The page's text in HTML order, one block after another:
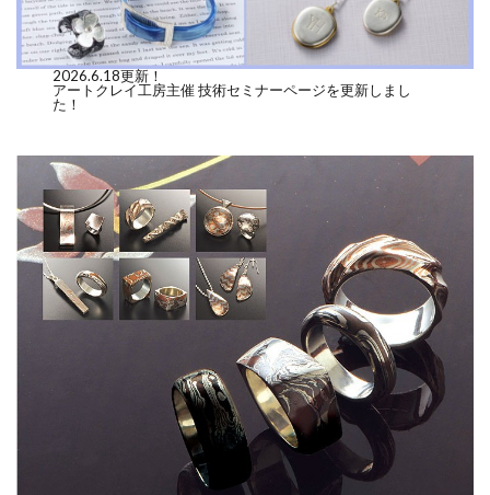
2026.6.18更新！
アートクレイ工房主催 技術セミナーページを更新しまし
た！